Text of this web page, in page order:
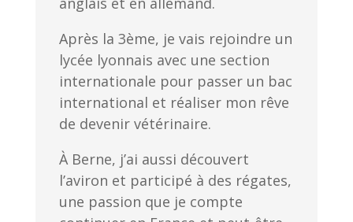
Après la 3ème, je vais rejoindre un
lycée lyonnais avec une section
internationale pour passer un bac
international et réaliser mon rêve
de devenir vétérinaire.
À Berne, j’ai aussi découvert
l’aviron et participé à des régates,
une passion que je compte